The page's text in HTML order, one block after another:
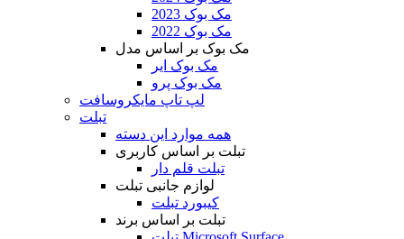
مک بوک 2023
مک بوک 2022
مک بوک بر اساس مدل
مک بوک ایر
مک بوک پرو
لپ تاپ مایکروسافت
تبلت
همه موارد این دسته
تبلت بر اساس کاربری
تبلت قلم دار
لوازم جانبی تبلت
کیبورد تبلت
تبلت بر اساس برند